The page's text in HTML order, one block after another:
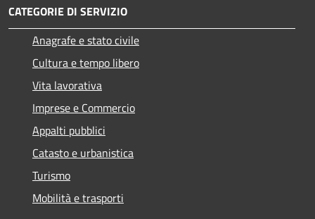
CATEGORIE DI SERVIZIO
Anagrafe e stato civile
Cultura e tempo libero
Vita lavorativa
Imprese e Commercio
Appalti pubblici
Catasto e urbanistica
Turismo
Mobilità e trasporti